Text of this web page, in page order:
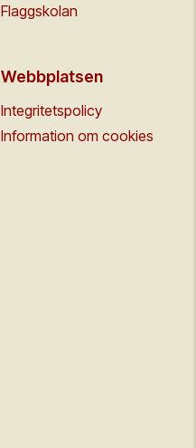
Flaggskolan
Webbplatsen
Integritetspolicy
Information om cookies